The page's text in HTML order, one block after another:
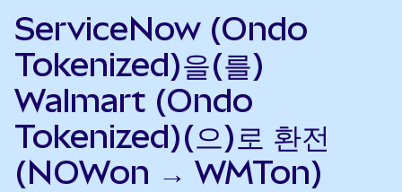
ServiceNow (Ondo
Tokenized)을(를)
Walmart (Ondo
Tokenized)(으)로 환전
(NOWon → WMTon)